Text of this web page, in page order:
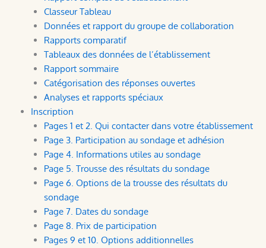
Classeur Tableau
Données et rapport du groupe de collaboration
Rapports comparatif
Tableaux des données de l’établissement
Rapport sommaire
Catégorisation des réponses ouvertes
Analyses et rapports spéciaux
Inscription
Pages 1 et 2. Qui contacter dans votre établissement
Page 3. Participation au sondage et adhésion
Page 4. Informations utiles au sondage
Page 5. Trousse des résultats du sondage
Page 6. Options de la trousse des résultats du
sondage
Page 7. Dates du sondage
Page 8. Prix de participation
Pages 9 et 10. Options additionnelles